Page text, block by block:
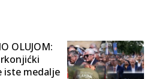
OLUJOM:
iste medalje